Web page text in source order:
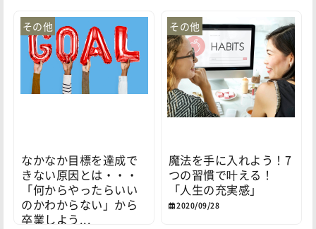
その他
なかなか目標を達成で
きない原因とは・・・
「何からやったらいい
のかわからない」から
卒業しよう...
その他
魔法を手に入れよう！7
つの習慣で叶える！
「人生の充実感」
2020/09/28